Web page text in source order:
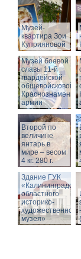
Музей-
квартира Зои
Куприяновой
Музей боевой
славы 11-й
гвардейской
общевойсковой
армии
Второй по
величине
янтарь в
мире – весом
4 кг. 280 г.
Здание ГУК
областного
историко-
художественного
музея»